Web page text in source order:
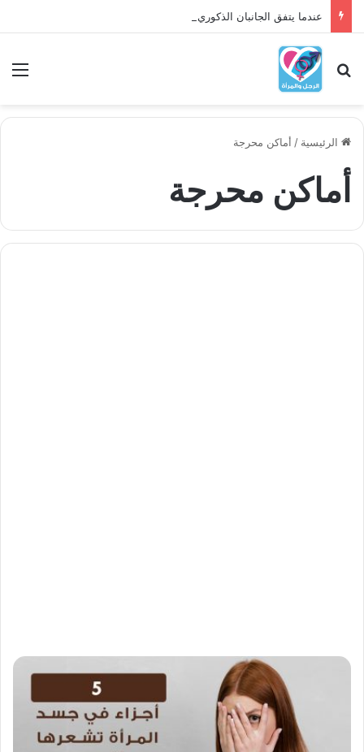
عندما يتفق الجانبان الذكوري والأنثوي داخلنا، ما الذي يحدث؟
بحث عن
الرئيسية / أماكن محرجة
أماكن محرجة